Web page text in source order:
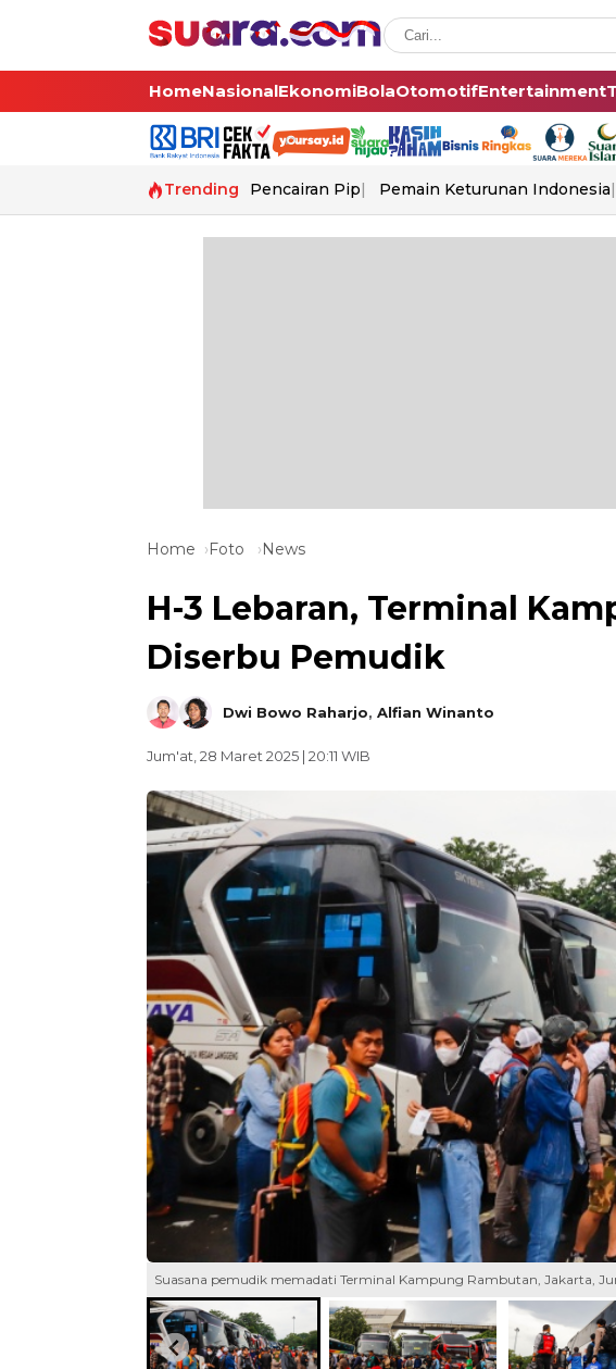
HomeNasionalEkonomiBolaOtomotifEntertainment
Trending Pencairan Pip Pemain Keturunan Indonesia
Home Foto News
H-3 Lebaran, Terminal
Diserbu Pemudik
Dwi Bowo Raharjo, Alfian Winanto
Jum'at, 28 Maret 2025 | 20:11 WIB
Suasana pemudik memadati Terminal Kampung Rambutan, Jakarta,